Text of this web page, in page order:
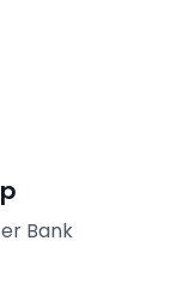
Bank